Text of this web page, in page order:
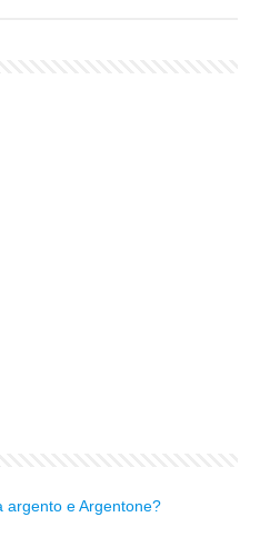
argento e Argentone?